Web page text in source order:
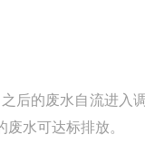
后的废水自流进入
水可达标排放。